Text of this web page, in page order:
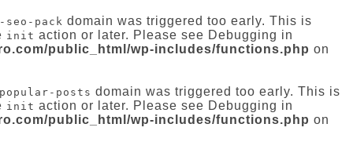
pack domain was triggered too early. This is
init action or later. Please see Debugging in
public_html/wp-includes/functions.php on
posts domain was triggered too early. This is
init action or later. Please see Debugging in
public_html/wp-includes/functions.php on